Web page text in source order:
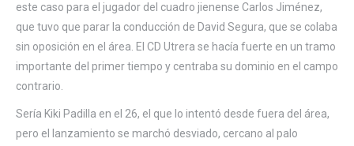
este caso para el jugador del cuadro jienense Carlos Jiménez,
que tuvo que parar la conducción de David Segura, que se colaba
sin oposición en el área. El CD Utrera se hacía fuerte en un tramo
importante del primer tiempo y centraba su dominio en el campo
contrario.
Sería Kiki Padilla en el 26, el que lo intentó desde fuera del área,
pero el lanzamiento se marchó desviado, cercano al palo